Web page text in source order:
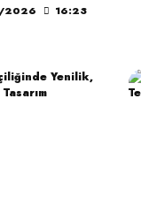
saat
2026 16:23